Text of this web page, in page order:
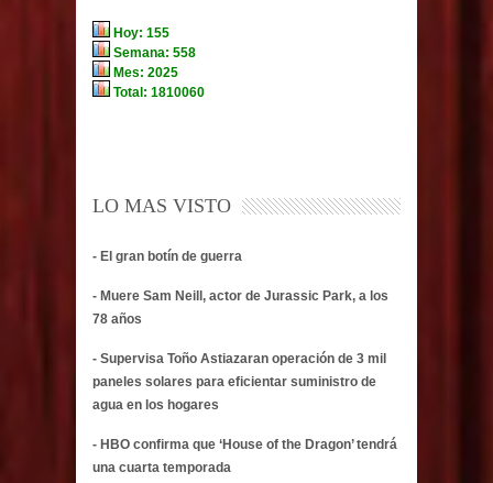
LO MAS VISTO
- El gran botín de guerra
- Muere Sam Neill, actor de Jurassic Park, a los
78 años
- Supervisa Toño Astiazaran operación de 3 mil
paneles solares para eficientar suministro de
agua en los hogares
- HBO confirma que ‘House of the Dragon’ tendrá
una cuarta temporada